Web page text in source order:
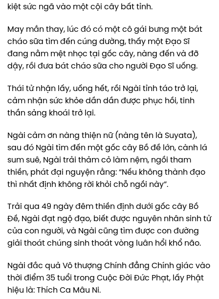
kiệt sức ngã vào một cội cây bất tỉnh.
May mắn thay, lúc đó có một cô gái bưng một bát
cháo sữa tìm đến cúng dường, thấy một Đạo Sĩ
đang nằm mệt nhọc tại gốc cây, nàng đến và đỡ
dậy, rồi đưa bát cháo sữa cho người Đạo Sĩ uống.
Thái tử nhận lấy, uống hết, rồi Ngài tỉnh táo trở lại,
cảm nhận sức khỏe dần dần được phục hồi, tinh
thần sảng khoái trở lại.
Ngài cảm ơn nàng thiện nữ (nàng tên là Suyata),
sau đó Ngài tìm đến một gốc cây Bồ đề lớn, cành lá
sum suê, Ngài trải thảm cỏ làm nệm, ngồi tham
thiền, phát đại nguyện rằng: “Nếu không thành đạo
thì nhất định không rời khỏi chỗ ngồi này”.
Trải qua 49 ngày đêm thiền định dưới gốc cây Bồ
Đề, Ngài đạt ngộ đạo, biết được nguyên nhân sinh tử
của con người, và Ngài cũng tìm được con đường
giải thoát chúng sinh thoát vòng luân hổi khổ não.
Ngài đắc quả Vô thượng Chính đẳng Chính giác vào
thời điểm 35 tuổi trong Cuộc Đời Đức Phạt, lấy Phật
hiệu là: Thích Ca Mâu Ni.